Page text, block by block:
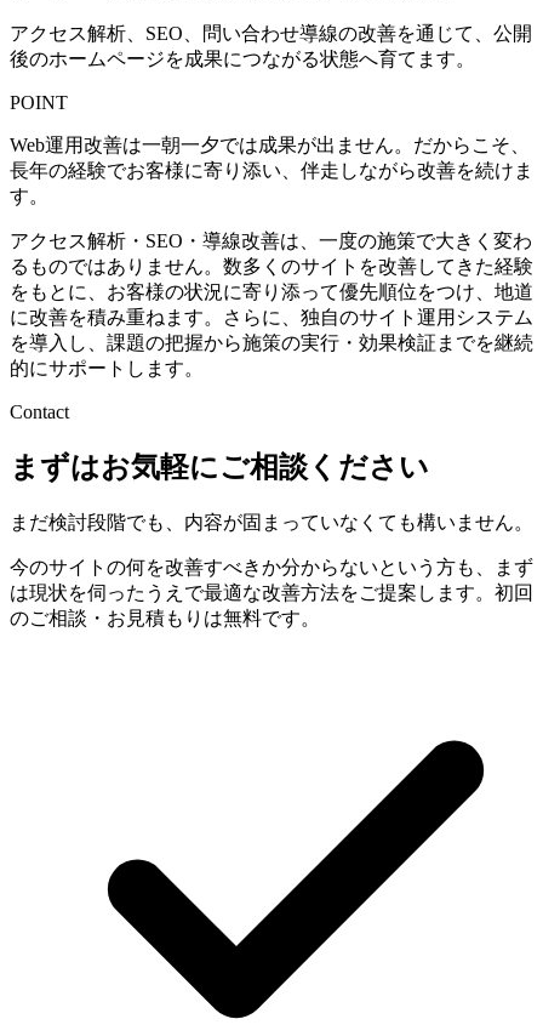
アクセス解析、SEO、問い合わせ導線の改善を通じて、公開
後のホームページを成果につながる状態へ育てます。
POINT
Web運用改善は一朝一夕では成果が出ません。だからこそ、
長年の経験でお客様に寄り添い、伴走しながら改善を続けま
す。
アクセス解析・SEO・導線改善は、一度の施策で大きく変わ
るものではありません。数多くのサイトを改善してきた経験
をもとに、お客様の状況に寄り添って優先順位をつけ、地道
に改善を積み重ねます。さらに、独自のサイト運用システム
を導入し、課題の把握から施策の実行・効果検証までを継続
的にサポートします。
Contact
まずはお気軽にご相談ください
まだ検討段階でも、内容が固まっていなくても構いません。
今のサイトの何を改善すべきか分からないという方も、まず
は現状を伺ったうえで最適な改善方法をご提案します。初回
のご相談・お見積もりは無料です。